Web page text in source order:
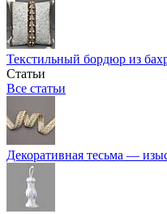
Текстильный бордюр из
Статьи
Все статьи
Декоративная тесьма —